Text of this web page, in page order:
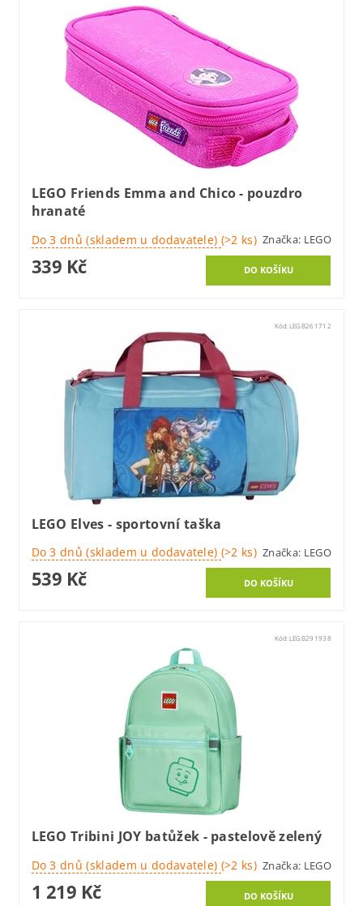
LEGO Friends Emma and Chico - pouzdro
hranaté
Do 3 dnů (skladem u dodavatele) (>2 ks) Značka: LEGO
339 Kč
Kód: LEGB261712
LEGO Elves - sportovní taška
Do 3 dnů (skladem u dodavatele) (>2 ks) Značka: LEGO
539 Kč
Kód:LEGB291938
LEGO Tribini JOY batůžek - pastelově zelený
Do 3 dnů (skladem u dodavatele) (>2 ks) Značka: LEGO
1 219 Kč